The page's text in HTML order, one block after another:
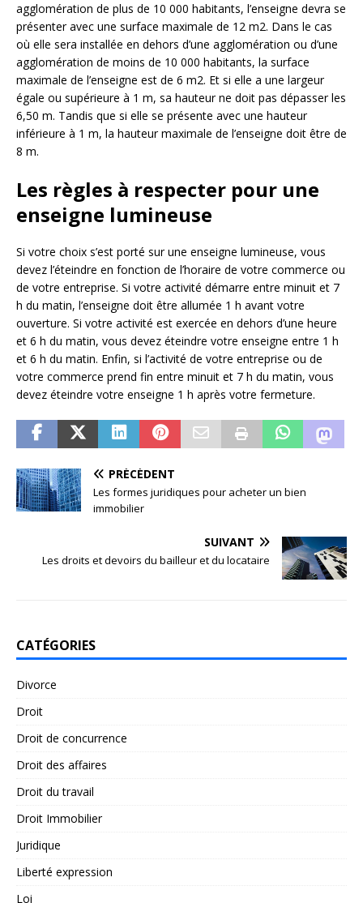
agglomération de plus de 10 000 habitants, l’enseigne devra se
présenter avec une surface maximale de 12 m2. Dans le cas
où elle sera installée en dehors d’une agglomération ou d’une
agglomération de moins de 10 000 habitants, la surface
maximale de l’enseigne est de 6 m2. Et si elle a une largeur
égale ou supérieure à 1 m, sa hauteur ne doit pas dépasser les
6,50 m. Tandis que si elle se présente avec une hauteur
inférieure à 1 m, la hauteur maximale de l’enseigne doit être de
8 m.
Les règles à respecter pour une
enseigne lumineuse
Si votre choix s’est porté sur une enseigne lumineuse, vous
devez l’éteindre en fonction de l’horaire de votre commerce ou
de votre entreprise. Si votre activité démarre entre minuit et 7
h du matin, l’enseigne doit être allumée 1 h avant votre
ouverture. Si votre activité est exercée en dehors d’une heure
et 6 h du matin, vous devez éteindre votre enseigne entre 1 h
et 6 h du matin. Enfin, si l’activité de votre entreprise ou de
votre commerce prend fin entre minuit et 7 h du matin, vous
devez éteindre votre enseigne 1 h après votre fermeture.
PRÉCÉDENT
Les formes juridiques pour acheter un bien
immobilier
SUIVANT
Les droits et devoirs du bailleur et du locataire
CATÉGORIES
Divorce
Droit
Droit de concurrence
Droit des affaires
Droit du travail
Droit Immobilier
Juridique
Liberté expression
Loi